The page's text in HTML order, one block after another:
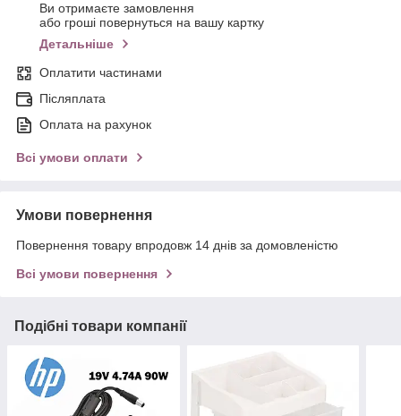
Ви отримаєте замовлення
або гроші повернуться на вашу картку
Детальніше
Оплатити частинами
Післяплата
Оплата на рахунок
Всі умови оплати
Умови повернення
Повернення товару впродовж 14 днів за домовленістю
Всі умови повернення
Подібні товари компанії